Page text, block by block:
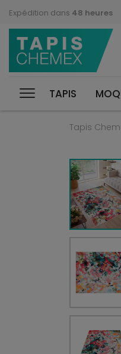
Expédition dans 48 heures
TAPIS
Tapis